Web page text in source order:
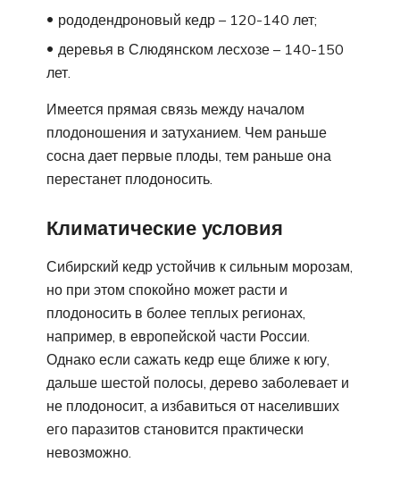
рододендроновый кедр – 120-140 лет;
деревья в Слюдянском лесхозе – 140-150
лет.
Имеется прямая связь между началом
плодоношения и затуханием. Чем раньше
сосна дает первые плоды, тем раньше она
перестанет плодоносить.
Климатические условия
Сибирский кедр устойчив к сильным морозам,
но при этом спокойно может расти и
плодоносить в более теплых регионах,
например, в европейской части России.
Однако если сажать кедр еще ближе к югу,
дальше шестой полосы, дерево заболевает и
не плодоносит, а избавиться от населивших
его паразитов становится практически
невозможно.